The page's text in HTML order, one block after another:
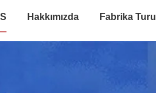
Hakkımızda Fabrika Turu